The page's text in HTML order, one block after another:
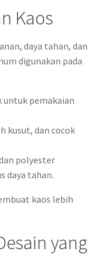
Kaos
daya tahan, dan
digunakan pada
untuk pemakaian
kusut, dan cocok
polyester
daya tahan.
kaos lebih
yang